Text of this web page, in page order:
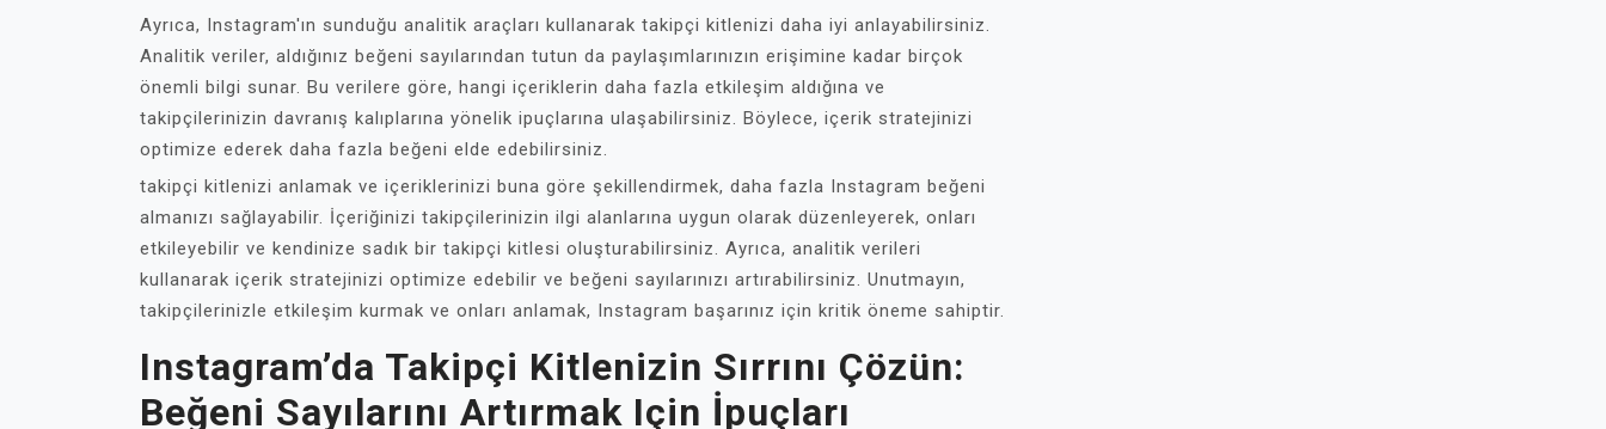
Ayrıca, Instagram'ın sunduğu analitik araçları kullanarak takipçi kitlenizi daha iyi anlayabilirsiniz.
Analitik veriler, aldığınız beğeni sayılarından tutun da paylaşımlarınızın erişimine kadar birçok
önemli bilgi sunar. Bu verilere göre, hangi içeriklerin daha fazla etkileşim aldığına ve
takipçilerinizin davranış kalıplarına yönelik ipuçlarına ulaşabilirsiniz. Böylece, içerik stratejinizi
optimize ederek daha fazla beğeni elde edebilirsiniz.
takipçi kitlenizi anlamak ve içeriklerinizi buna göre şekillendirmek, daha fazla Instagram beğeni
almanızı sağlayabilir. İçeriğinizi takipçilerinizin ilgi alanlarına uygun olarak düzenleyerek, onları
etkileyebilir ve kendinize sadık bir takipçi kitlesi oluşturabilirsiniz. Ayrıca, analitik verileri
kullanarak içerik stratejinizi optimize edebilir ve beğeni sayılarınızı artırabilirsiniz. Unutmayın,
takipçilerinizle etkileşim kurmak ve onları anlamak, Instagram başarınız için kritik öneme sahiptir.
Instagram’da Takipçi Kitlenizin Sırrını Çözün:
Beğeni Sayılarını Artırmak Için İpuçları